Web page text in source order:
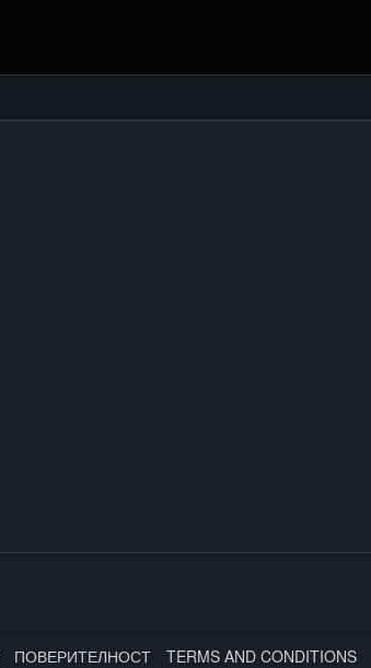
ПОВЕРИТЕЛНОСТ TERMS AND CONDITIONS